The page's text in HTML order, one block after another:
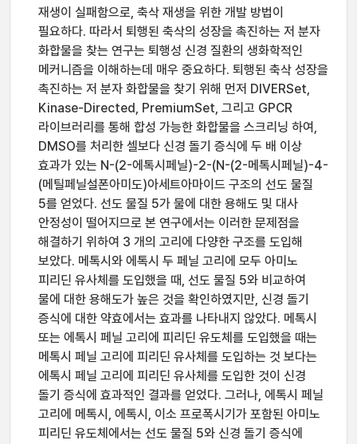
재생이 실패함으로, 축삭 재생을 위한 개발 방법이
필요하다. 따라서 퇴행된 축삭의 성장을 촉진하는 저 분자
화합물을 찾는 연구는 퇴행성 신경 질환의 생화학적인
메커니즘을 이해하는데 매우 중요하다. 퇴행된 축삭 성장을
촉진하는 저 분자 화합물을 찾기 위해 먼저 DIVERSet,
Kinase-Directed, PremiumSet, 그리고 GPCR
라이브러리를 통해 합성 가능한 화합물을 스크리닝 하여,
DMSO를 처리한 셀보다 신경 돌기 증식에 두 배 이상
효과가 있는 N-(2-에톡시페닐)-2-(N-(2-메톡시페닐)-4-
(메틸페닐설폰아미도)아세트아마이드 구조의 선도 물질
5를 얻었다. 선도 물질 5가 물에 대한 용해도 및 대사
안정성이 떨어지므로 본 연구에서는 이러한 문제점을
해결하기 위하여 3 개의 고리에 다양한 구조를 도입해
보았다. 메톡시와 에톡시 두 페닐 고리에 모두 아미노
피리딘 유사체를 도입했을 때, 선도 물질 5와 비교하여
물에 대한 용해도가 높은 것을 확인하였지만, 신경 돌기
증식에 대한 약효에서는 효과를 나타내지 않았다. 메톡시
또는 에톡시 페닐 고리에 피리딘 유도체를 도입했을 때는
메톡시 페닐 고리에 피리딘 유사체를 도입하는 것 보다는
에톡시 페닐 고리에 피리딘 유사체를 도입한 것이 신경
돌기 증식에 효과적인 결과를 얻었다. 그러나, 에톡시 페닐
고리에 메톡시, 에톡시, 이소 프로폭시기가 포함된 아미노
피리딘 유도체에서는 선도 물질 5와 신경 돌기 증식에